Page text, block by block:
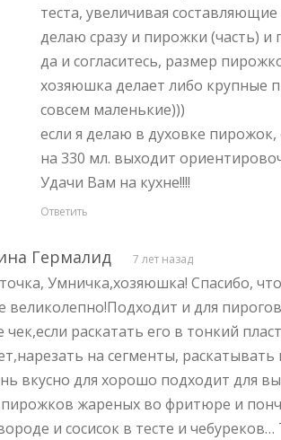
теста, увеличивая
делаю сразу и пирожки (часть) и
да и согласитесь, размер
хозяюшка делает либо крупные
совсем маленькие)))
если я делаю в духовке
на 330 мл. выходит
Удачи Вам на кухне!!!!
Ответить
Гермалид 7 лет назад
Умничка,хозяюшка! Спасибо,
великолепно!Подходит и для
чек,если раскатать его в тонкий
на сегменты,
вкусно для хорошо подходит для
жареных во фритюре и
и сосисок в тесте и